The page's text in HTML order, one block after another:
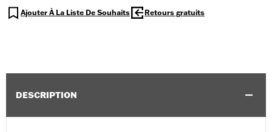
Ajouter À La Liste De Souhaits Retours gratuits
DESCRIPTION